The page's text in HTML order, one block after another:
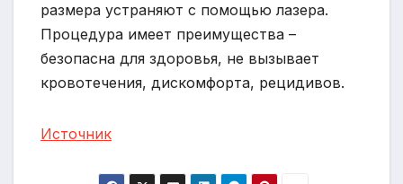
размера устраняют с помощью лазера.
Процедура имеет преимущества –
безопасна для здоровья, не вызывает
кровотечения, дискомфорта, рецидивов.
Источник